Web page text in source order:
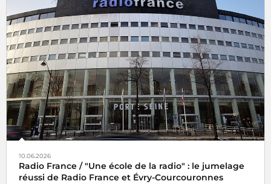
10.06.2026
Radio France / "Une école de la radio" : le jumelage
réussi de Radio France et Évry-Courcouronnes